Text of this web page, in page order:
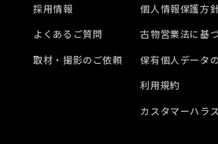
採用情報
よくあるご質問
取材・撮影のご依頼
個人情報保護方
古物営業法に基
保有個人データ
利用規約
カスタマーハラ